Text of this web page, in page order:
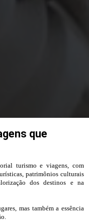
que
turismo e viagens, com
patrimônios culturais
dos destinos e na
mas também a essência